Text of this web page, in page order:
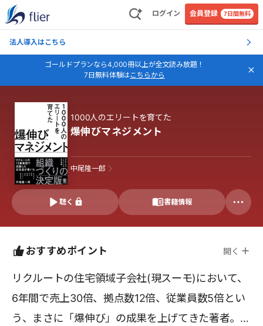
ログイン 会員登録 7日間無料
法人導入はこちら
ゴールドプランなら4,000冊以上が全文読み放題！
7日無料体験はこちらから
1000人のエリートを育てた
爆伸びマネジメント
中尾隆一郎
聴く 書籍情報
おすすめポイント 開く
リクルートの住宅領域子会社(現スーモ)において、
6年間で売上30倍、拠点数12倍、従業員数5倍とい
う、まさに「爆伸び」の成果を上げてきた著者。そ